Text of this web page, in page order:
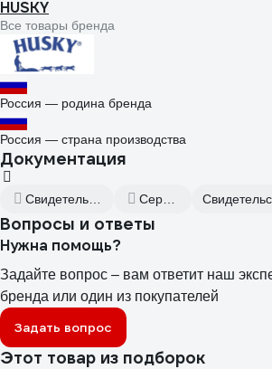
HUSKY
Все товары бренда
Россия — родина бренда
Россия — страна производства
Документация
Вопросы и ответы
Нужна помощь?
Задайте вопрос – вам ответит наш
бренда или один из покупателей
Задать вопрос
Этот товар из подборок